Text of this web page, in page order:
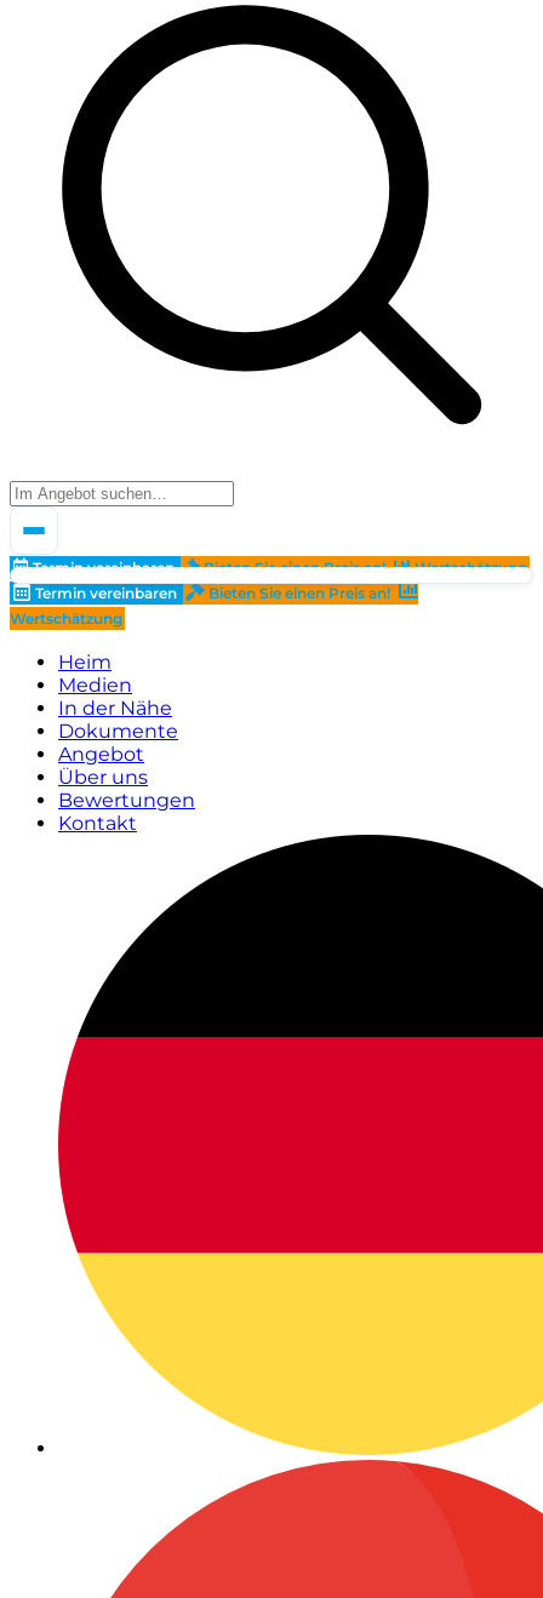
Termin vereinbaren Bieten Sie einen Preis an!
Wertschätzung
Termin vereinbaren
Bieten Sie einen Preis an!
Wertschätzung
Heim
Medien
In der Nähe
Dokumente
Angebot
Über uns
Bewertungen
Kontakt